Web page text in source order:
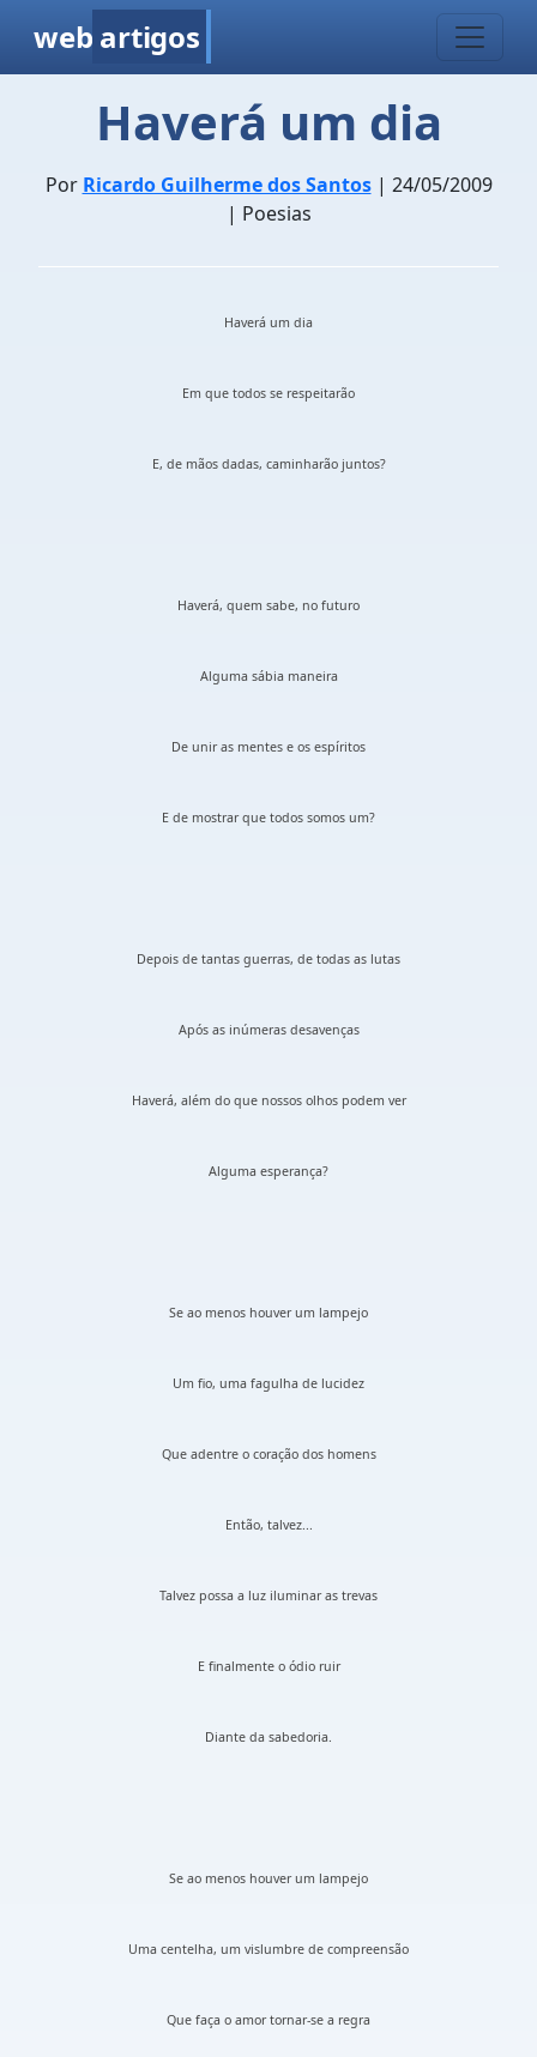
web artigos
Haverá um dia
Por Ricardo Guilherme dos Santos| 24/05/2009
| Poesias
Haverá um dia
Em que todos se respeitarão
E, de mãos dadas, caminharão juntos?
Haverá, quem sabe, no futuro
Alguma sábia maneira
De unir as mentes e os espíritos
E de mostrar que todos somos um?
Depois de tantas guerras, de todas as lutas
Após as inúmeras desavenças
Haverá, além do que nossos olhos podem ver
Alguma esperança?
Se ao menos houver um lampejo
Um fio, uma fagulha de lucidez
Que adentre o coração dos homens
Então, talvez...
Talvez possa a luz iluminar as trevas
E finalmente o ódio ruir
Diante da sabedoria.
Se ao menos houver um lampejo
Uma centelha, um vislumbre de compreensão
Que faça o amor tornar-se a regra